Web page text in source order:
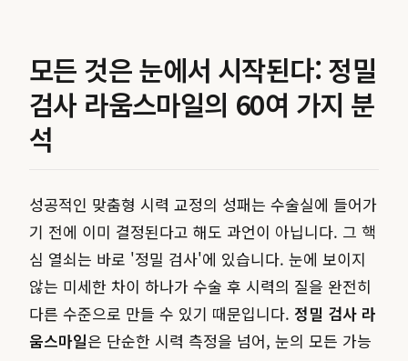
모든 것은 눈에서 시작된다: 정밀
검사 라움스마일의 60여 가지 분
석
성공적인 맞춤형 시력 교정의 성패는 수술실에 들어가
기 전에 이미 결정된다고 해도 과언이 아닙니다. 그 핵
심 열쇠는 바로 '정밀 검사'에 있습니다. 눈에 보이지
않는 미세한 차이 하나가 수술 후 시력의 질을 완전히
다른 수준으로 만들 수 있기 때문입니다. 정밀 검사 라
움스마일은 단순한 시력 측정을 넘어, 눈의 모든 가능